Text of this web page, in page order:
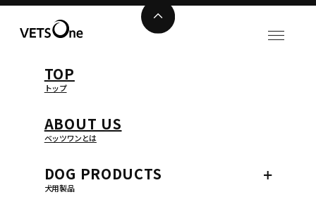
TOP
トップ
ABOUT US
ベッツワンとは
DOG PRODUCTS
犬用製品